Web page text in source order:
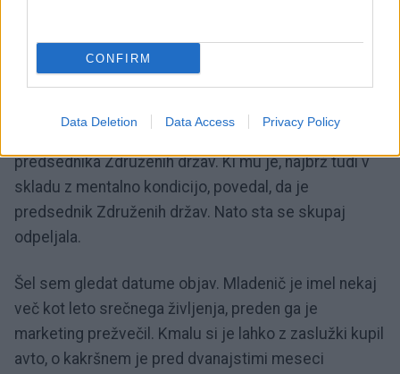
CONFIRM
Data Deletion Data Access Privacy Policy
marketing je v sekundi zavohal svojo priložnost. Vse
več se je pojavljal v avtosalonih, na sejmih in na
predstavitvah avtomobilov, vrhunec pa je dosegel, ko
predsednika Združenih držav. Ki mu je, najbrž tudi v
skladu z mentalno kondicijo, povedal, da je
predsednik Združenih držav. Nato sta se skupaj
odpeljala.
Šel sem gledat datume objav. Mladenič je imel nekaj
več kot leto srečnega življenja, preden ga je
marketing prežvečil. Kmalu si je lahko z zaslužki kupil
avto, o kakršnem je pred dvanajstimi meseci